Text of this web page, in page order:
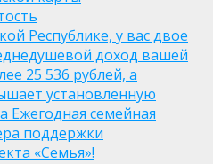
Республике, у вас двое
доход вашей
25 536 рублей, а
установленную
Ежегодная семейная
поддержки
«Семья»!